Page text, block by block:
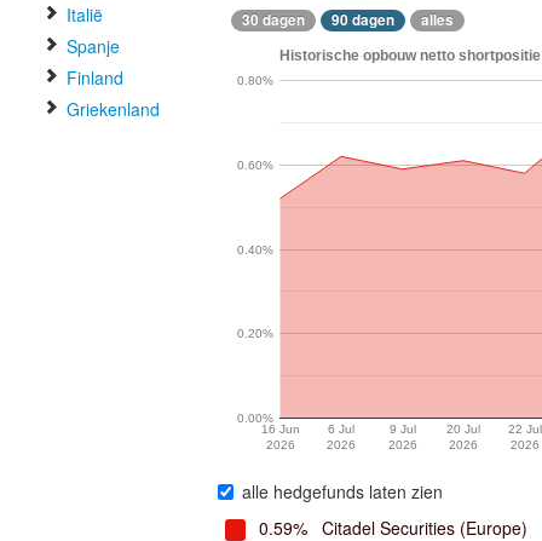
Italië
Spanje
Finland
Griekenland
30 dagen 90 dagen alles
Historische opbouw netto
16 Jun
2026
6 Jul
2026
9 Jul
2026
20 Jul
2026
22 Jul
2026
0.00%
0.20%
0.40%
0.60%
0.80%
alle hedgefunds laten zien
0.59% Citadel Securities (Europe)